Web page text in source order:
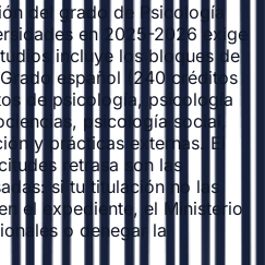
del grado de Psicología
en 2025-2026 exige
incluye los bloques de
español (240 créditos
de psicología, psicología
psicología social,
y prácticas externas. El
retrasa son las
si tu titulación no las
el expediente, el Ministerio
o denegar la